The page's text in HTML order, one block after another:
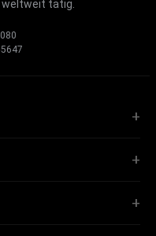
weltweit tätig.